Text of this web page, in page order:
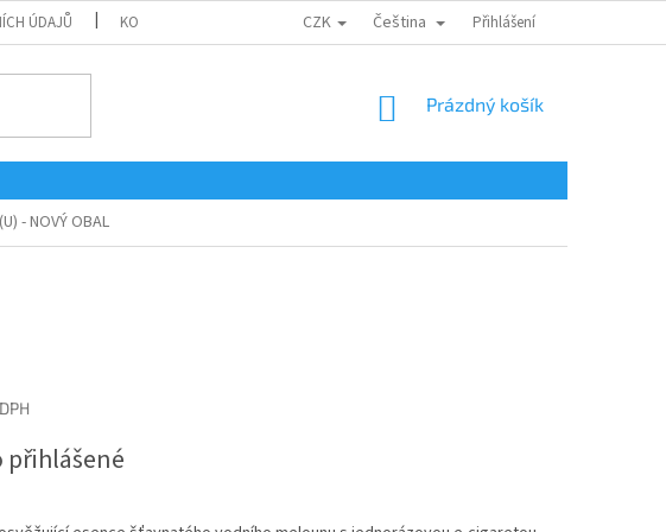
ÚDAJŮ KONTAKTY CZK Čeština Přihlášení
NÁKUPNÍ
Prázdný košík
- NOVÝ OBAL
přihlášené